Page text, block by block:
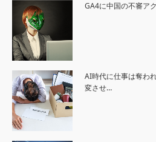
GA4に中国の不審ア
AI時代に仕事は奪わ
変させ…